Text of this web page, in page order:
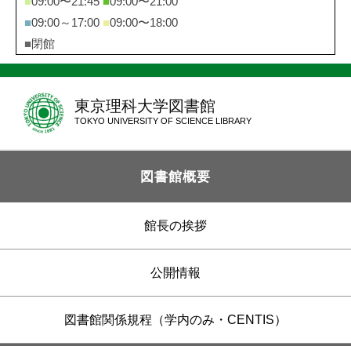
■09:00～17:00 ■09:00〜18:00
■閉館
東京理科大学図書館
TOKYO UNIVERSITY OF SCIENCE LIBRARY
図書館概要
館長の挨拶
公開情報
図書館関係規程（学内のみ・CENTIS）